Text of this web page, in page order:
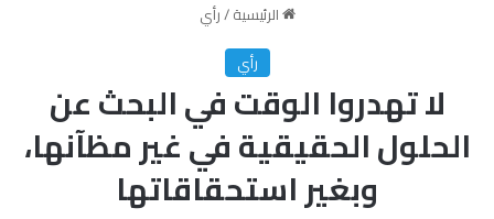
الرئيسية/رأي
رأي
لا تهدروا الوقت في البحث عن
الحلول الحقيقية في غير مظآنها،
وبغير استحقاقاتها